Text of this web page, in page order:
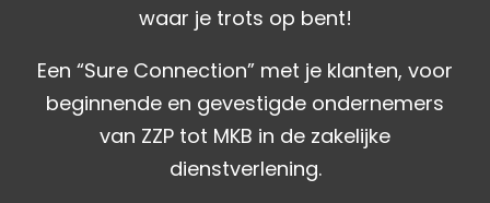
waar je trots op bent!
Een “Sure Connection” met je klanten, voor
beginnende en gevestigde ondernemers
van ZZP tot MKB in de zakelijke
dienstverlening.